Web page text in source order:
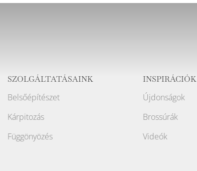
SZOLGÁLTATÁSAINK
Belsőépítészet
Kárpitozás
Függönyözés
INSPIRÁCIÓK
Újdonságok
Brossúrák
Videók